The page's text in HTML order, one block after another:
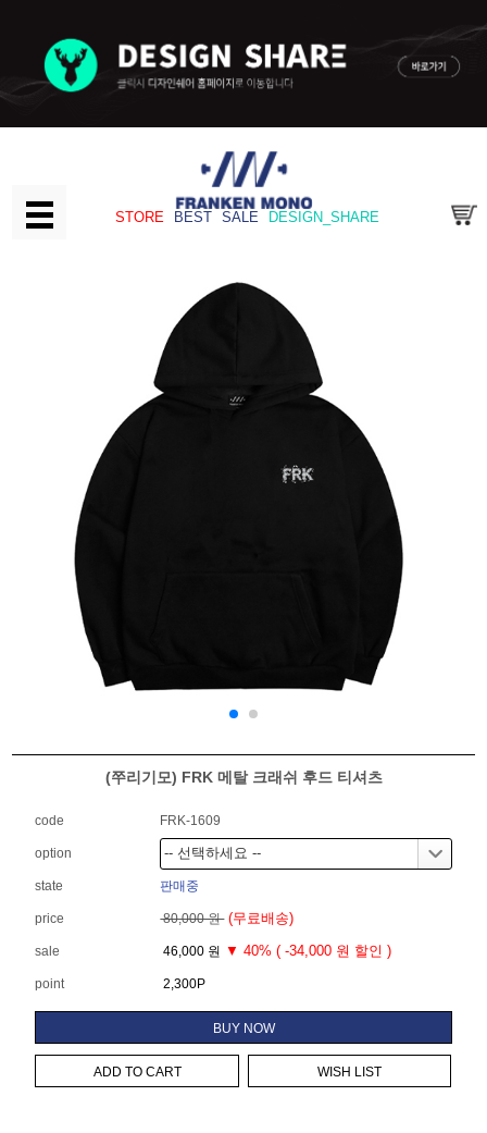
STORE BEST SALE DESIGN_SHARE
(쭈리기모) FRK 메탈 크래쉬 후드 티셔츠
code FRK-1609
option
state 판매중
price 80,000 원 (무료배송)
sale 46,000 원 ▼ 40% ( -34,000 원 할인 )
point 2,300P
BUY NOW
ADD TO CART WISH LIST